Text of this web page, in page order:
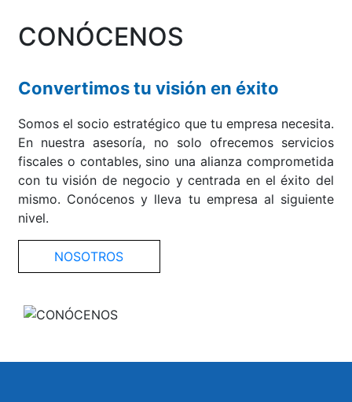
CONÓCENOS
Convertimos tu visión en éxito
Somos el socio estratégico que tu empresa necesita.
En nuestra asesoría, no solo ofrecemos servicios
fiscales o contables, sino una alianza comprometida
con tu visión de negocio y centrada en el éxito del
mismo. Conócenos y lleva tu empresa al siguiente
nivel.
NOSOTROS